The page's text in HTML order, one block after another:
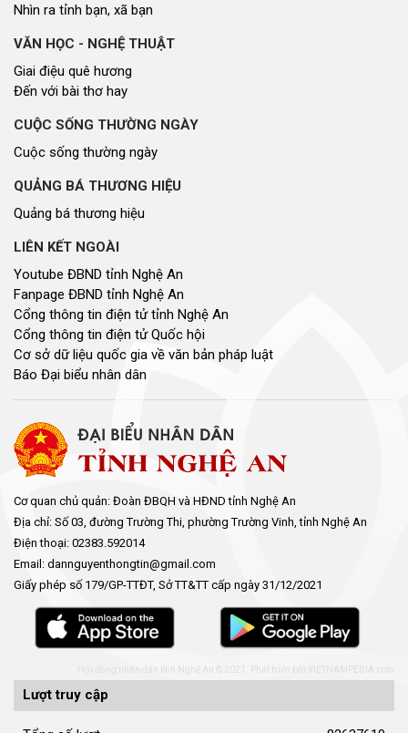
Nhìn ra tỉnh bạn, xã bạn
VĂN HỌC - NGHỆ THUẬT
Giai điệu quê hương
Đến với bài thơ hay
CUỘC SỐNG THƯỜNG NGÀY
Cuộc sống thường ngày
QUẢNG BÁ THƯƠNG HIỆU
Quảng bá thương hiệu
LIÊN KẾT NGOÀI
Youtube ĐBND tỉnh Nghệ An
Fanpage ĐBND tỉnh Nghệ An
Cổng thông tin điện tử tỉnh Nghệ An
Cổng thông tin điện tử Quốc hội
Cơ sở dữ liệu quốc gia về văn bản pháp luật
Báo Đại biểu nhân dân
Cơ quan chủ quản: Đoàn ĐBQH và HĐND tỉnh Nghệ An
Địa chỉ: Số 03, đường Trường Thi, phường Trường Vinh, tỉnh Nghệ An
Điện thoại: 02383.592014
Email: dannguyenthongtin@gmail.com
Giấy phép số 179/GP-TTĐT, Sở TT&TT cấp ngày 31/12/2021
Hội đồng nhân dân tỉnh Nghệ An © 2021. Phát triển bởi
Lượt truy cập